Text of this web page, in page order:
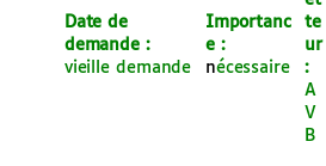
Date de
demande :
vieille demande
Importanc
e :
nécessaire
te
ur
:
A
V
B